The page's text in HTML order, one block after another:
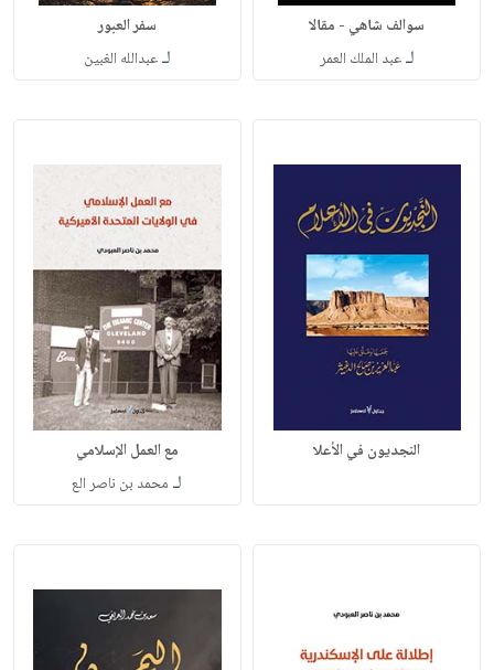
سوالف شاهي - مقالا
لـعبد الملك العمر
سفر العبور
لـعبدالله الغبين
النجديون في الأعلا مع العمل الإسلامي
لـ محمد بن ناصر الع